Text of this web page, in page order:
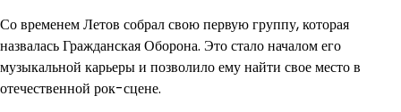
Со временем Летов собрал свою первую группу, которая
назвалась Гражданская Оборона. Это стало началом его
музыкальной карьеры и позволило ему найти свое место в
отечественной рок-сцене.